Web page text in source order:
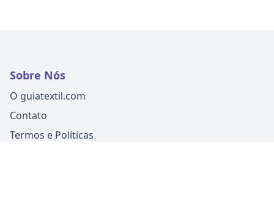
Sobre Nós
O guiatextil.com
Contato
Termos e Políticas